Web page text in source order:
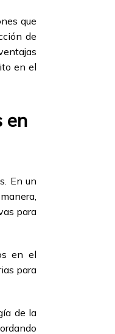
que
de
en el
en
En un
para
en el
para
de la